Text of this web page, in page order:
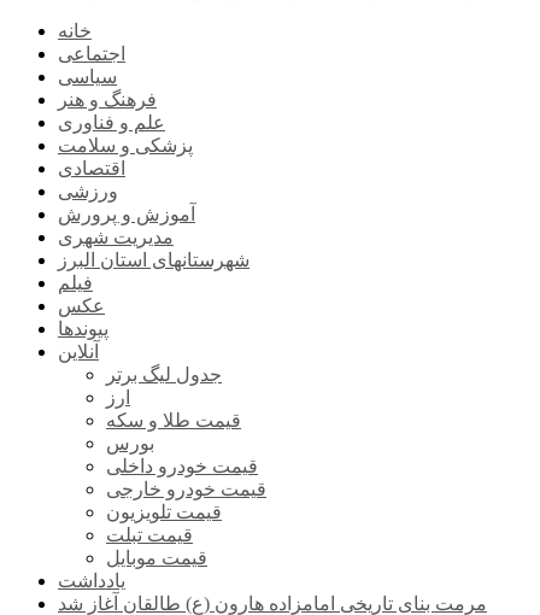
خانه
اجتماعی
سیاسی
فرهنگ و هنر
علم و فناوری
پزشکی و سلامت
اقتصادی
ورزشی
آموزش و پرورش
مدیریت شهری
شهرستانهای استان البرز
فیلم
عکس
پیوندها
آنلاین
جدول لیگ برتر
ارز
قیمت طلا و سکه
بورس
قیمت خودرو داخلی
قیمت خودرو خارجی
قیمت تلویزیون
قیمت تبلت
قیمت موبایل
یادداشت
مرمت بنای تاریخی امامزاده هارون (ع) طالقان آغاز شد